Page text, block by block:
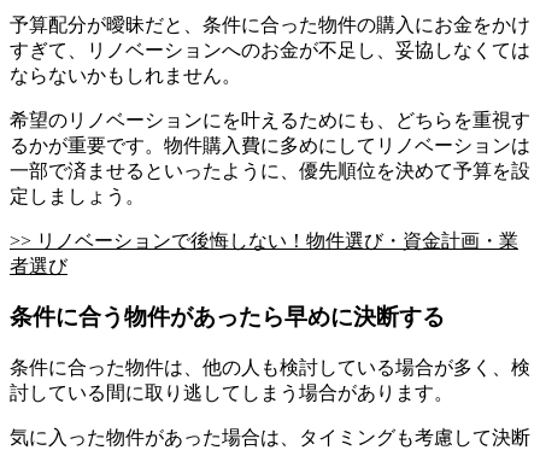
予算配分が曖昧だと、条件に合った物件の購入にお金をかけ
すぎて、リノベーションへのお金が不足し、妥協しなくては
ならないかもしれません。
希望のリノベーションにを叶えるためにも、どちらを重視す
るかが重要です。物件購入費に多めにしてリノベーションは
一部で済ませるといったように、優先順位を決めて予算を設
定しましょう。
>> リノベーションで後悔しない！物件選び・資金計画・業
者選び
条件に合う物件があったら早めに決断する
条件に合った物件は、他の人も検討している場合が多く、検
討している間に取り逃してしまう場合があります。
気に入った物件があった場合は、タイミングも考慮して決断